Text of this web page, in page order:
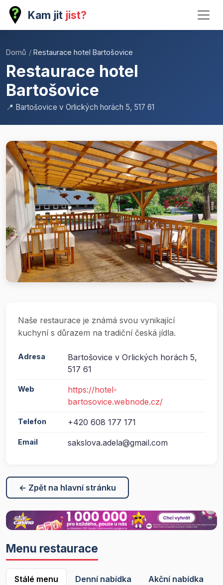
Kam jit jist?
Domů / Restaurace hotel Bartošovice
Restaurace hotel
Bartošovice
📍 Bartošovice v Orlických horách 5, 517 61
Naše restaurace je známá svou vynikající
kuchyní s důrazem na tradiční česká jídla.
Adresa
Bartošovice v Orlických horách 5,
517 61
Web
https://hotel-
bartosovice.webnode.cz/
Telefon +420 608 177 171
Email sakslova.adela@gmail.com
← Zpět na hlavní stránku
Menu restaurace
Stálé menu Denní nabídka Akční nabídka